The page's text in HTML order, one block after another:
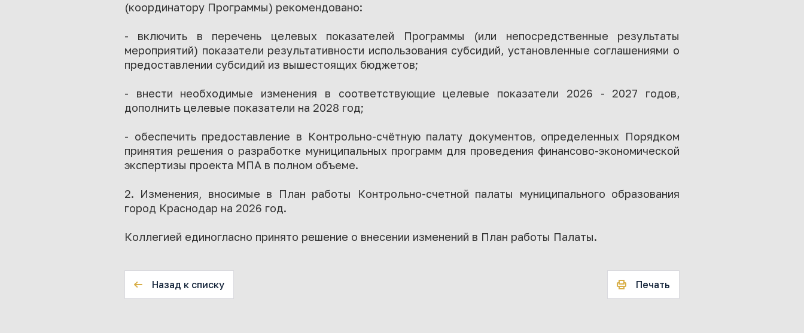
(координатору Программы) рекомендовано:
- включить в перечень целевых показателей Программы (или непосредственные результаты
мероприятий) показатели результативности использования субсидий, установленные соглашениями о
предоставлении субсидий из вышестоящих бюджетов;
- внести необходимые изменения в соответствующие целевые показатели 2026 - 2027 годов,
дополнить целевые показатели на 2028 год;
- обеспечить предоставление в Контрольно-счётную палату документов, определенных Порядком
принятия решения о разработке муниципальных программ для проведения финансово-экономической
экспертизы проекта МПА в полном объеме.
2. Изменения, вносимые в План работы Контрольно-счетной палаты муниципального образования
город Краснодар на 2026 год.
Коллегией единогласно принято решение о внесении изменений в План работы Палаты.
Назад к списку Печать